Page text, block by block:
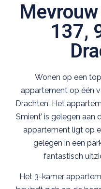
137,
Wonen op een
appartement op één
Drachten. Het
Smient’ is gelegen aan
appartement ligt op
gelegen in een
fantastisch
Het 3-kamer